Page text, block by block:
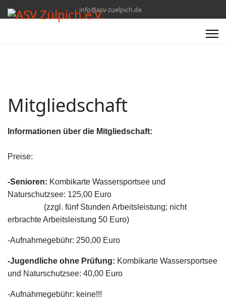
info@asv-zuelpich.de
Mitgliedschaft
Informationen über die Mitgliedschaft:
Preise:
-Senioren: Kombikarte Wassersportsee und
Naturschutzsee: 125,00 Euro
(zzgl. fünf Stunden Arbeitsleistung; nicht
erbrachte Arbeitsleistung 50 Euro)
-Aufnahmegebühr: 250,00 Euro
-Jugendliche ohne Prüfung: Kombikarte Wassersportsee
und Naturschutzsee: 40,00 Euro
-Aufnahmegebühr: keine!!!